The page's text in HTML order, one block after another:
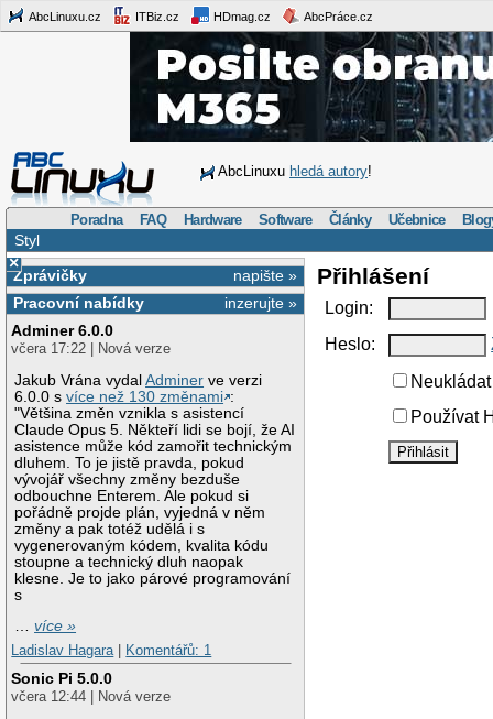
AbcLinuxu.cz ITBiz.cz HDmag.cz AbcPráce.cz
AbcLinuxu hledá autory!
Poradna FAQ Hardware Software Články Učebnice
Styl
×
napište »
Zprávičky
inzerujte »
Pracovní nabídky
Adminer 6.0.0
včera 17:22 | Nová verze
Jakub Vrána vydalAdminer ve verzi
6.0.0 svíce než 130 změnami :
"Většina změn vznikla s asistencí
Claude Opus 5. Někteří lidi se bojí, že AI
asistence může kód zamořit technickým
dluhem. To je jistě pravda, pokud
vývojář všechny změny bezduše
odbouchne Enterem. Ale pokud si
pořádně projde plán, vyjedná v něm
změny a pak totéž udělá i s
vygenerovaným kódem, kvalita kódu
stoupne a technický dluh naopak
klesne. Je to jako párové programování
s
…více »
Ladislav Hagara
Komentářů: 1
Sonic Pi 5.0.0
včera 12:44 | Nová verze
Přihlášení
Login:
Heslo:
Používat